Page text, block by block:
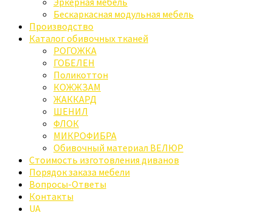
Бескаркасная модульная мебель
Производство
Каталог обивочных тканей
РОГОЖКА
ГОБЕЛЕН
Поликоттон
КОЖЖЗАМ
ЖАККАРД
ШЕНИЛ
ФЛОК
МИКРОФИБРА
Обивочный материал ВЕЛЮР
Стоимость изготовления диванов
Порядок заказа мебели
Вопросы-Ответы
Контакты
UA